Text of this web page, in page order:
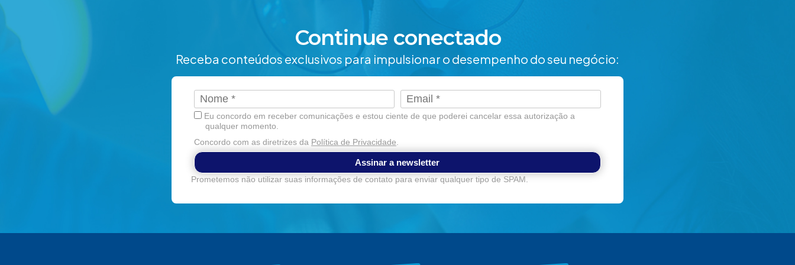
Continue conectado
Receba conteúdos exclusivos para impulsionar o desempenho do seu negócio:
Eu concordo em receber comunicações e estou ciente de que poderei cancelar essa autorização a
qualquer momento.
Concordo com as diretrizes da Política de Privacidade
Assinar a newsletter
Prometemos não utilizar suas informações de contato para enviar qualquer tipo de SPAM.